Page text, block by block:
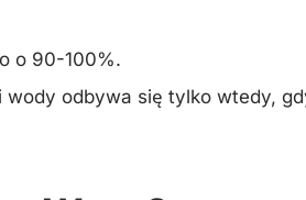
o 90-100%.
odbywa się tylko wtedy,